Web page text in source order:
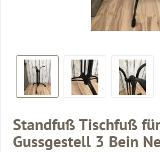
Standfuß Tischfuß
Gussgestell 3 Bein